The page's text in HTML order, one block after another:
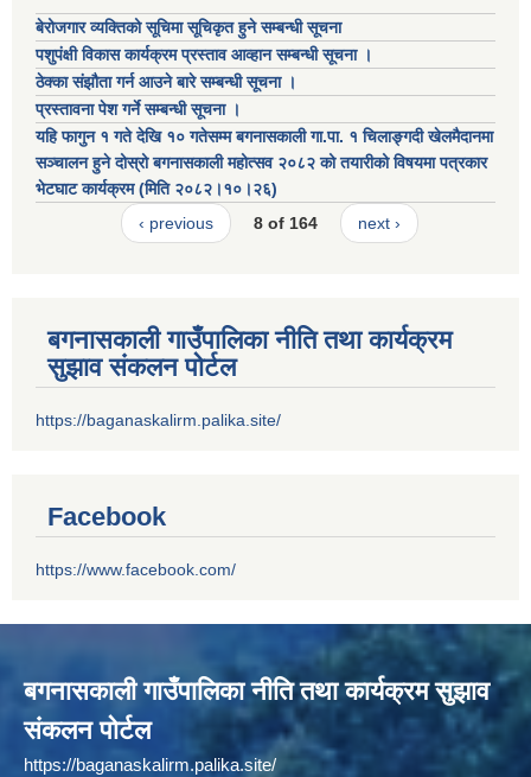
बेरोजगार व्यक्तिको सूचिमा सूचिकृत हुने सम्बन्धी सूचना
पशुपंक्षी विकास कार्यक्रम प्रस्ताव आव्हान सम्बन्धी सूचना ।
ठेक्का संझौता गर्न आउने बारे सम्बन्धी सूचना ।
प्रस्तावना पेश गर्ने सम्बन्धी सूचना ।
यहि फागुन १ गते देखि १० गतेसम्म बगनासकाली गा.पा. १ चिलाङ्गदी खेलमैदानमा
सञ्चालन हुने दोस्रो बगनासकाली महोत्सव २०८२ को तयारीको विषयमा पत्रकार
भेटघाट कार्यक्रम (मिति २०८२।१०।२६)
‹ previous
8 of 164 next ›
बगनासकाली गाउँपालिका नीति तथा कार्यक्रम
सुझाव संकलन पोर्टल
https://baganaskalirm.palika.site/
Facebook
https://www.facebook.com/
बगनासकाली गाउँपालिका नीति तथा कार्यक्रम सुझाव
संकलन पोर्टल
https://baganaskalirm.palika.site/